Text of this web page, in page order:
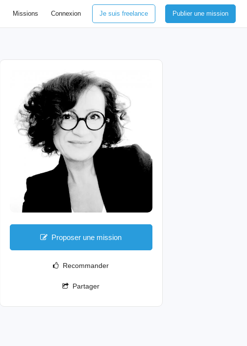
Missions Connexion Je suis freelance Publier une mission
Proposer une mission
Recommander
Partager